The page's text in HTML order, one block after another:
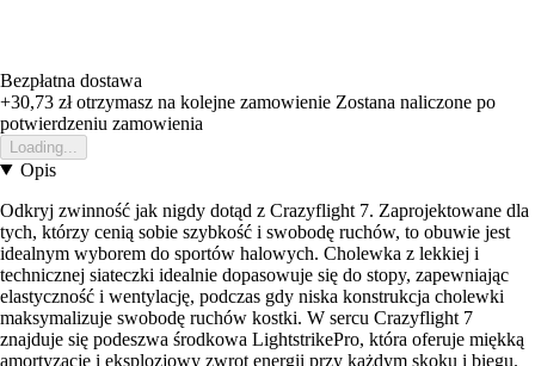
Bezpłatna dostawa
+30,73 złotrzymasz na kolejne zamowienie Zostana naliczone po
potwierdzeniu zamowienia
Loading...
Opis
Odkryj zwinność jak nigdy dotąd z Crazyflight 7. Zaprojektowane dla
tych, którzy cenią sobie szybkość i swobodę ruchów, to obuwie jest
idealnym wyborem do sportów halowych. Cholewka z lekkiej i
technicznej siateczki idealnie dopasowuje się do stopy, zapewniając
elastyczność i wentylację, podczas gdy niska konstrukcja cholewki
maksymalizuje swobodę ruchów kostki. W sercu Crazyflight 7
znajduje się podeszwa środkowa LightstrikePro, która oferuje miękką
amortyzację i eksplozjowy zwrot energii przy każdym skoku i biegu.